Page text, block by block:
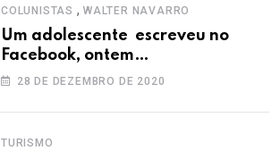
COLUNISTAS , WALTER NAVARRO
Um adolescente escreveu no
Facebook, ontem…
28 DE DEZEMBRO DE 2020
TURISMO